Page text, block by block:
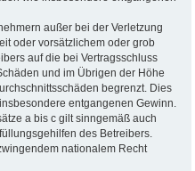
außer bei der Verletzung
oder vorsätzlichem oder grob
auf die bei Vertragsschluss
und im Übrigen der Höhe
begrenzt. Dies
entgangenen Gewinn.
a bis c gilt sinngemäß auch
des Betreibers.
nationalem Recht